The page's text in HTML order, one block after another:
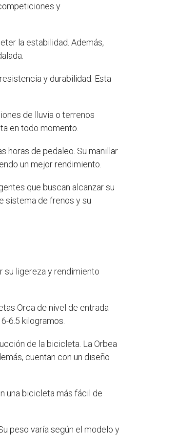
y
la estabilidad. Además,
y durabilidad. Esta
de lluvia o terrenos
en todo momento.
horas de pedaleo. Su manillar
un mejor rendimiento.
que buscan alcanzar su
sistema de frenos y su
su ligereza y rendimiento
Orca de nivel de entrada
6.5 kilogramos.
de la bicicleta. La Orbea
cuentan con un diseño
una bicicleta más fácil de
peso varía según el modelo y